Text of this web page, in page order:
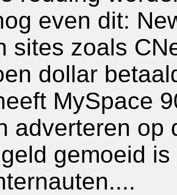
even dit:
sites zoals
dollar
MySpace
adverteren op
gemoeid